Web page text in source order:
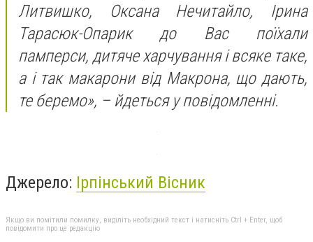
Литвишко, Оксана Нечитайло, Ірина
Тарасюк-Опарикдо Вас поїхали
памперси, дитяче харчування і всяке таке,
а і так макарони від Макрона, що дають,
те беремо», – йдеться у повідомленні.
Джерело: Ірпінський Вісник
Якщо ви помітили помилку, виділіть необхідний текст і натисніть Ctrl + Enter, щоб
повідомити про це редакцію